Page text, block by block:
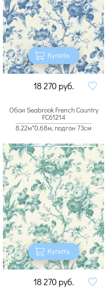
Купить
18 270 руб.
Обои Seabrook French Country
FC61214
8.22м*0.68м, подгон 73см
Купить
18 270 руб.